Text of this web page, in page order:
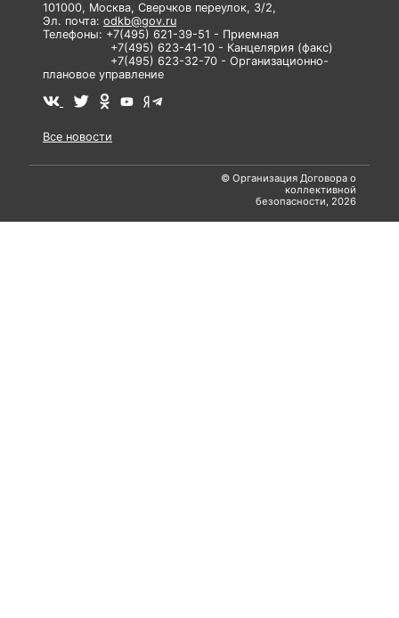
101000, Москва, Сверчков переулок, 3/2,
Эл. почта: odkb@gov.ru
Телефоны: +7(495) 621-39-51 - Приемная
+7(495) 623-41-10 - Канцелярия (факс)
+7(495) 623-32-70 - Организационно-
плановое управление
Все новости
© Организация Договора о
коллективной
безопасности, 2026